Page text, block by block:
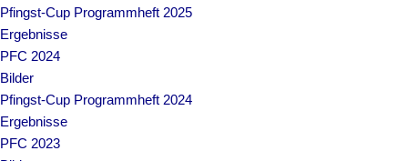
Pfingst-Cup Programmheft 2025
Ergebnisse
PFC 2024
Bilder
Pfingst-Cup Programmheft 2024
Ergebnisse
PFC 2023